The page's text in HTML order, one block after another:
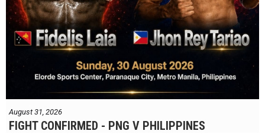
August 31, 2026
FIGHT CONFIRMED - PNG V PHILIPPINES